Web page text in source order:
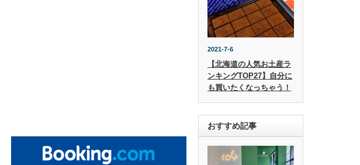
2021-7-6
【北海道の人気お土産ラ
ンキングTOP27】自分に
も買いたくなっちゃう！
おすすめ記事